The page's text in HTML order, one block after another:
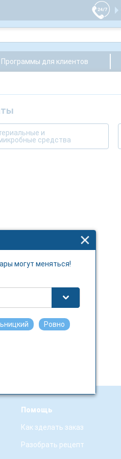
Программы для клиентов
и
средства
Помощь
Как зделать заказ
Разобрать рецепт
могут меняться!
Ровно